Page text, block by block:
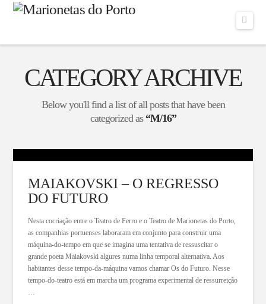
CATEGORY ARCHIVE
Below you'll find a list of all posts that have been
categorized as “M/16”
MAIAKOVSKI – O REGRESSO
DO FUTURO
Nesta cocriação entre o Teatro de Ferro e o Teatro de Marionetas do Porto,
as companhias portuenses laboraram em conjunto para construir uma
máquina-do-tempo em que se imagina uma tentativa de ressuscitar o
grande poeta Maiakovski algures numa linha temporal alternativa. Aos
habitantes desse tempo-da-máquina vamos chamar Os do Futuro. Nesse
tempo-do-teatro está em marcha um programa experimental de ressurreição
…